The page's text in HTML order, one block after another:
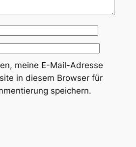
meine E-Mail-Adresse
in diesem Browser für
speichern.